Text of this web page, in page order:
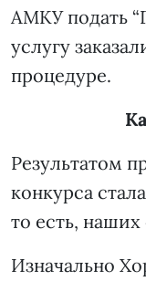
АМКУ подать
услугу
процедуре.
Результатом
конкурса
то есть, наших
Изначально